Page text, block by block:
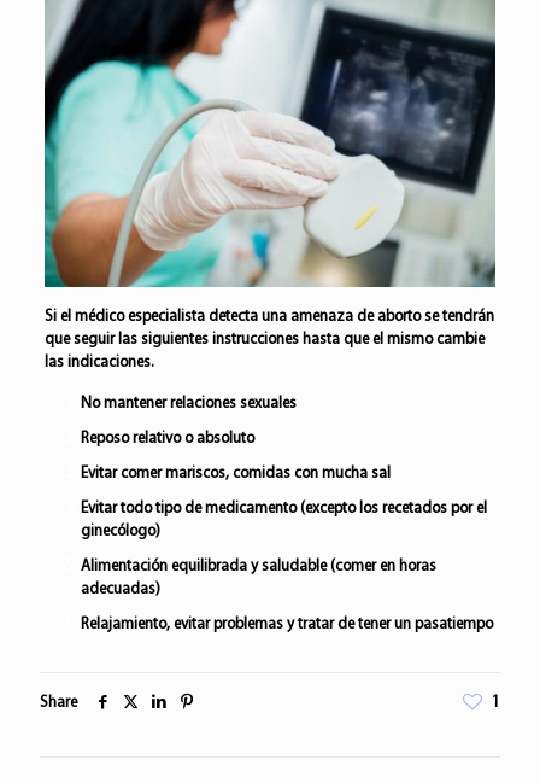
Si el médico especialista detecta una amenaza de aborto se tendrán
que seguir las siguientes instrucciones hasta que el mismo cambie
las indicaciones.
No mantener relaciones sexuales
Reposo relativo o absoluto
Evitar comer mariscos, comidas con mucha sal
Evitar todo tipo de medicamento (excepto los recetados por el
ginecólogo)
Alimentación equilibrada y saludable (comer en horas
adecuadas)
Relajamiento, evitar problemas y tratar de tener un pasatiempo
Share 1